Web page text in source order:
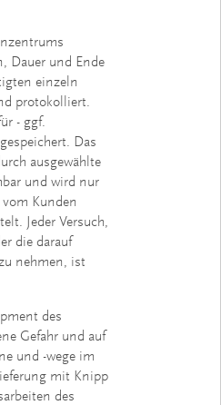
Dauer und Ende
einzeln
protokolliert.
- ggf.
Das
ausgewählte
und wird nur
Kunden
Jeder Versuch,
die darauf
nehmen, ist
des
Gefahr und auf
und -wege im
mit Knipp
des